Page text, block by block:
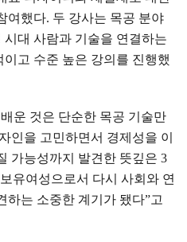
여했다. 두 강사는 목공 분야
시대 사람과 기술을 연결하는
고 수준 높은 강의를 진행했
운 것은 단순한 목공 기술만
인을 고민하면서 경제성을 이
가능성까지 발견한 뜻깊은 3
유여성으로서 다시 사회와 연
하는 소중한 계기가 됐다”고